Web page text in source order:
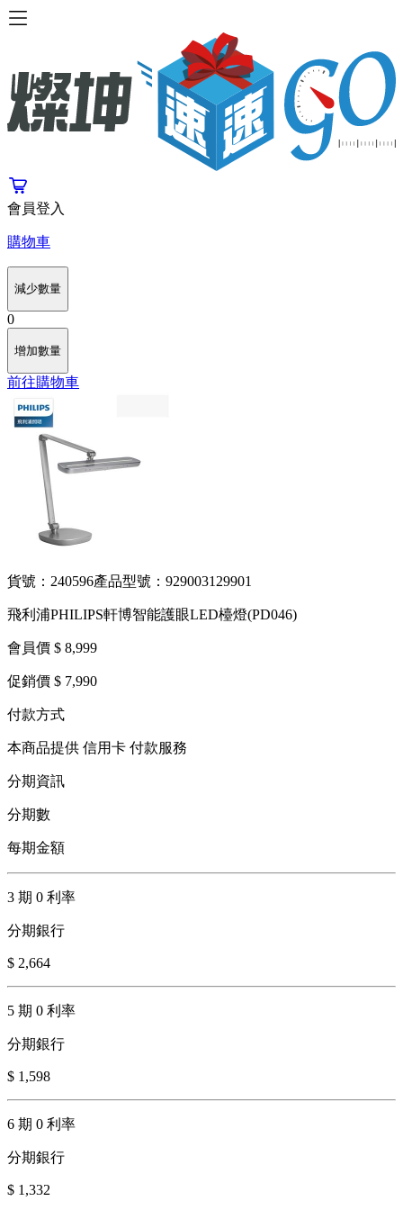
會員登入
購物車
減少數量
0
增加數量
前往購物車
貨號：240596產品型號：929003129901
飛利浦PHILIPS軒博智能護眼LED檯燈(PD046)
會員價 $ 8,999
促銷價 $ 7,990
付款方式
本商品提供 信用卡 付款服務
分期資訊
分期數
每期金額
3 期 0 利率
分期銀行
$ 2,664
5 期 0 利率
分期銀行
$ 1,598
6 期 0 利率
分期銀行
$ 1,332